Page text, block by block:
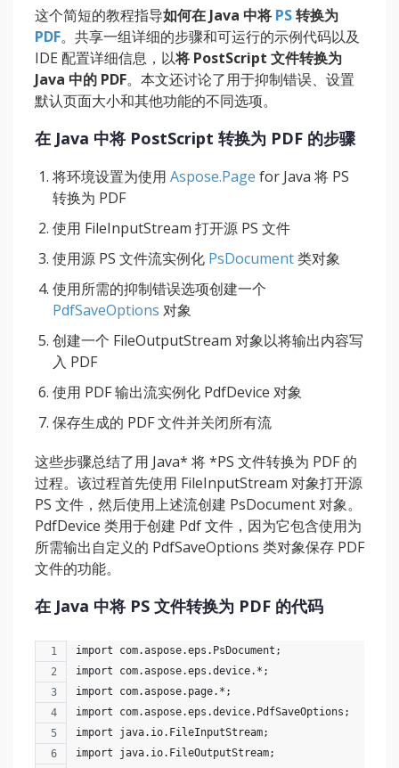
这个简短的教程指导如何在 Java 中将 PS转换为
PDF。共享一组详细的步骤和可运行的示例代码以及
IDE 配置详细信息，以将 PostScript 文件转换为
Java 中的 PDF。本文还讨论了用于抑制错误、设置
默认页面大小和其他功能的不同选项。
在 Java 中将 PostScript 转换为 PDF 的步骤
将环境设置为使用 Aspose.Page for Java 将 PS
转换为 PDF
使用 FileInputStream 打开源 PS 文件
使用源 PS 文件流实例化 PsDocument类对象
使用所需的抑制错误选项创建一个
PdfSaveOptions 对象
创建一个 FileOutputStream 对象以将输出内容写
入 PDF
使用 PDF 输出流实例化 PdfDevice 对象
保存生成的 PDF 文件并关闭所有流
这些步骤总结了用 Java* 将 *PS 文件转换为 PDF 的
过程。该过程首先使用 FileInputStream 对象打开源
PS 文件，然后使用上述流创建 PsDocument 对象。
PdfDevice 类用于创建 Pdf 文件，因为它包含使用为
所需输出自定义的 PdfSaveOptions 类对象保存 PDF
文件的功能。
在 Java 中将 PS 文件转换为 PDF 的代码
import com.aspose.eps.PsDocument;
import com.aspose.eps.device.*;
import com.aspose.page.*;
import com.aspose.eps.device.PdfSaveOptions;
import java.io.FileInputStream;
import java.io.FileOutputStream;